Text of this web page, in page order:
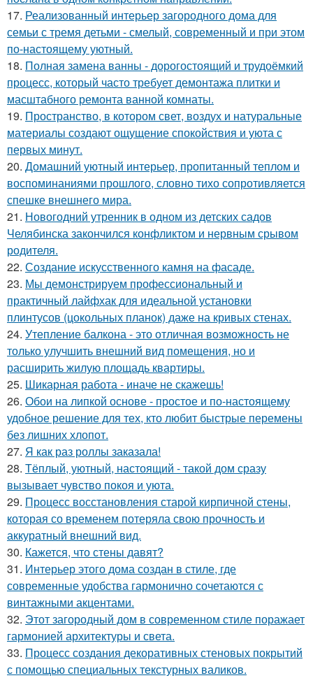
17. Реализованный интерьер загородного дома для
семьи с тремя детьми - смелый, современный и при этом
по-настоящему уютный.
18. Полная замена ванны - дорогостоящий и трудоёмкий
процесс, который часто требует демонтажа плитки и
масштабного ремонта ванной комнаты.
19. Пространство, в котором свет, воздух и натуральные
материалы создают ощущение спокойствия и уюта с
первых минут.
20. Домашний уютный интерьер, пропитанный теплом и
воспоминаниями прошлого, словно тихо сопротивляется
спешке внешнего мира.
21. Новогодний утренник в одном из детских садов
Челябинска закончился конфликтом и нервным срывом
родителя.
22. Создание искусственного камня на фасаде.
23. Мы демонстрируем профессиональный и
практичный лайфхак для идеальной установки
плинтусов (цокольных планок) даже на кривых стенах.
24. Утепление балкона - это отличная возможность не
только улучшить внешний вид помещения, но и
расширить жилую площадь квартиры.
25. Шикарная работа - иначе не скажешь!
26. Обои на липкой основе - простое и по-настоящему
удобное решение для тех, кто любит быстрые перемены
без лишних хлопот.
27. Я как раз роллы заказала!
28. Тёплый, уютный, настоящий - такой дом сразу
вызывает чувство покоя и уюта.
29. Процесс восстановления старой кирпичной стены,
которая со временем потеряла свою прочность и
аккуратный внешний вид.
30. Кажется, что стены давят?
31. Интерьер этого дома создан в стиле, где
современные удобства гармонично сочетаются с
винтажными акцентами.
32. Этот загородный дом в современном стиле поражает
гармонией архитектуры и света.
33. Процесс создания декоративных стеновых покрытий
с помощью специальных текстурных валиков.